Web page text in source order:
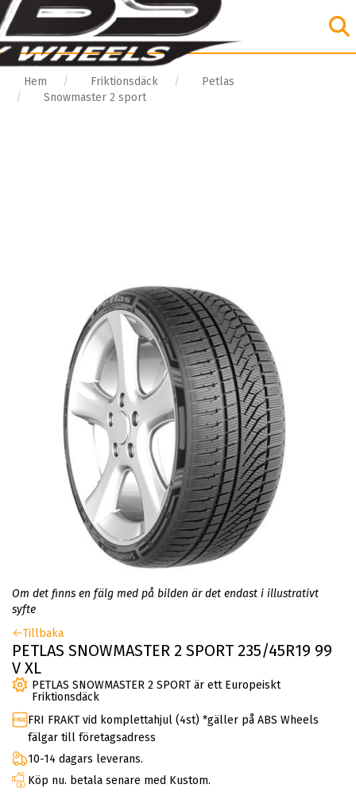
Hem Friktionsdäck
Petlas
Snowmaster 2 sport
Om det finns en fälg med på bilden är det endast i illustrativt
syfte
Tillbaka
PETLAS SNOWMASTER 2 SPORT 235/45R19 99
V XL
PETLAS SNOWMASTER 2 SPORT är ett Europeiskt
Friktionsdäck
FRI FRAKT vid komplettahjul (4st) *gäller på ABS Wheels
fälgar till företagsadress
10-14 dagars leverans.
Köp nu. betala senare med Kustom.